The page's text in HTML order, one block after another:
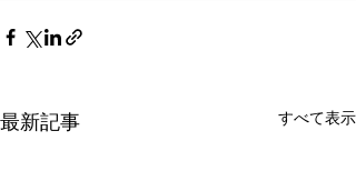
最新記事 すべて表示